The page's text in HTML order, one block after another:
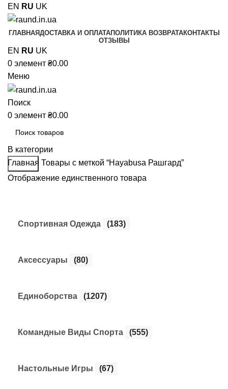
EN RU UK
ГЛАВНАЯДОСТАВКА И ОПЛАТАПОЛИТИКА ВОЗВРАТАКОНТАКТЫ
ОТЗЫВЫ
EN RU UK
0 элемент ₴0.00
Меню
Поиск
0 элемент ₴0.00
В категории
Поиск
Главная Товары с меткой “Hayabusa Рашгард”
Отображение единственного товара
Cпортивная Одежда (183)
Аксессуары (80)
Единоборства (1207)
Командные Виды Спорта (555)
Настольные Игры (67)